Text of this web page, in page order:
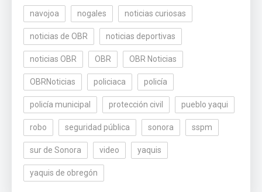
navojoa nogales noticias curiosas
noticias de OBR noticias deportivas
noticias OBR OBR OBR Noticias
OBRNoticias policiaca policía
policía municipal protección civil pueblo yaqui
robo seguridad pública sonora sspm
sur de Sonora video yaquis
yaquis de obregón